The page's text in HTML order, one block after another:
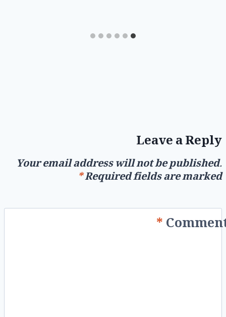
Leave a Reply
Your email address will not be published.
Required fields are marked
*
*